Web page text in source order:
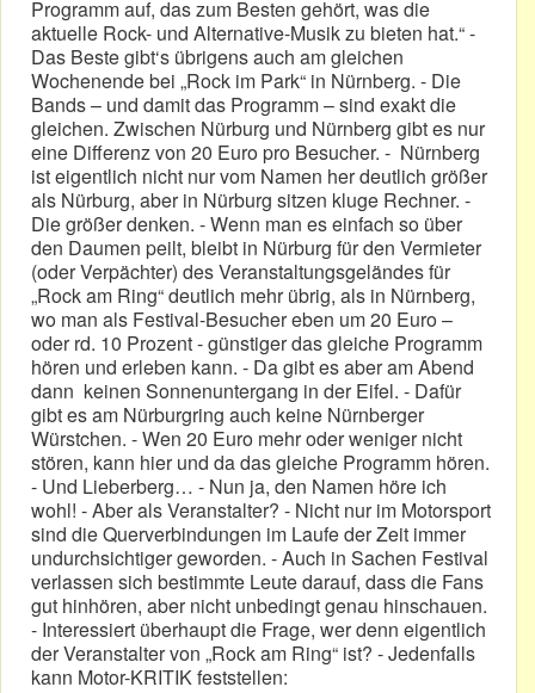
Programm auf, das zum Besten gehört, was die
aktuelle Rock- und Alternative-Musik zu bieten hat.“ -
Das Beste gibt‘s übrigens auch am gleichen
Wochenende bei „Rock im Park“ in Nürnberg. - Die
Bands – und damit das Programm – sind exakt die
gleichen. Zwischen Nürburg und Nürnberg gibt es nur
eine Differenz von 20 Euro pro Besucher. - Nürnberg
ist eigentlich nicht nur vom Namen her deutlich größer
als Nürburg, aber in Nürburg sitzen kluge Rechner. -
Die größer denken. - Wenn man es einfach so über
den Daumen peilt, bleibt in Nürburg für den Vermieter
(oder Verpächter) des Veranstaltungsgeländes für
„Rock am Ring“ deutlich mehr übrig, als in Nürnberg,
wo man als Festival-Besucher eben um 20 Euro –
oder rd. 10 Prozent - günstiger das gleiche Programm
hören und erleben kann. - Da gibt es aber am Abend
dann keinen Sonnenuntergang in der Eifel. - Dafür
gibt es am Nürburgring auch keine Nürnberger
Würstchen. - Wen 20 Euro mehr oder weniger nicht
stören, kann hier und da das gleiche Programm hören.
- Und Lieberberg… - Nun ja, den Namen höre ich
wohl! - Aber als Veranstalter? - Nicht nur im Motorsport
sind die Querverbindungen im Laufe der Zeit immer
undurchsichtiger geworden. - Auch in Sachen Festival
verlassen sich bestimmte Leute darauf, dass die Fans
gut hinhören, aber nicht unbedingt genau hinschauen.
- Interessiert überhaupt die Frage, wer denn eigentlich
der Veranstalter von „Rock am Ring“ ist? - Jedenfalls
kann Motor-KRITIK feststellen: